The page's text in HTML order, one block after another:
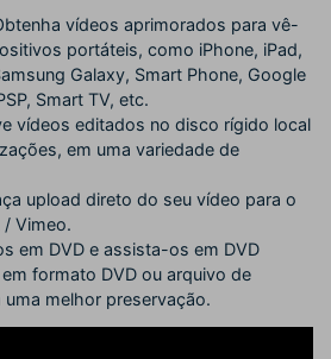
vídeos aprimorados para vê-
portáteis, como iPhone, iPad,
Galaxy, Smart Phone, Google
Smart TV, etc.
vídeos editados no disco rígido local
em uma variedade de
upload direto do seu vídeo para o
/ Vimeo.
em DVD e assista-os em DVD
formato DVD ou arquivo de
uma melhor preservação.